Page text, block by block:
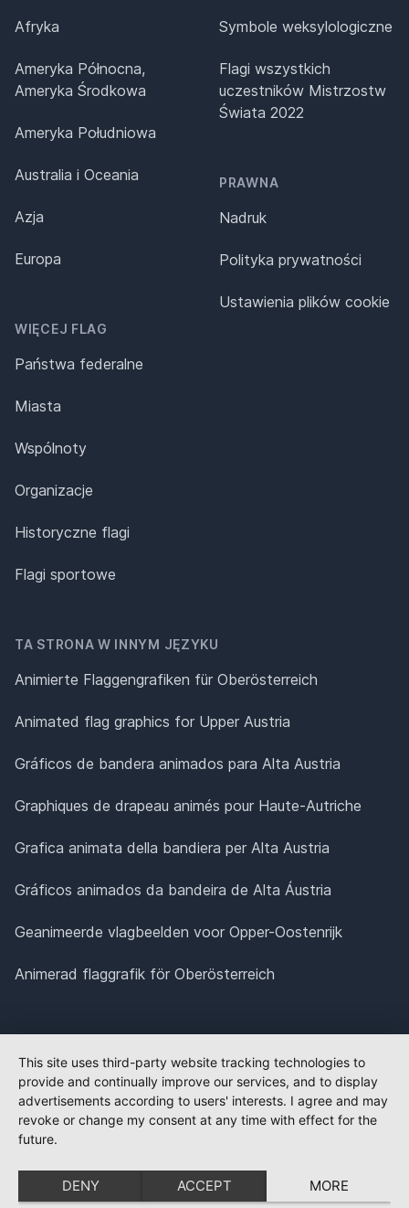
Afryka
Ameryka Północna,
Ameryka Środkowa
Ameryka Południowa
Australia i Oceania
Azja
Europa
WIĘCEJ FLAG
Państwa federalne
Miasta
Wspólnoty
Organizacje
Historyczne flagi
Flagi sportowe
Symbole weksylologiczne
Flagi wszystkich
uczestników Mistrzostw
Świata 2022
PRAWNA
Nadruk
Polityka prywatności
Ustawienia plików cookie
TA STRONA W INNYM JĘZYKU
Animierte Flaggengrafiken für Oberösterreich
Animated flag graphics for Upper Austria
Gráficos de bandera animados para Alta Austria
Graphiques de drapeau animés pour Haute-Autriche
Grafica animata della bandiera per Alta Austria
Gráficos animados da bandeira de Alta Áustria
Geanimeerde vlagbeelden voor Opper-Oostenrijk
Animerad flaggrafik för Oberösterreich
This site uses third-party website tracking technologies to
provide and continually improve our services, and to display
advertisements according to users' interests. I agree and may
revoke or change my consent at any time with effect for the
future.
DENY ACCEPT MORE